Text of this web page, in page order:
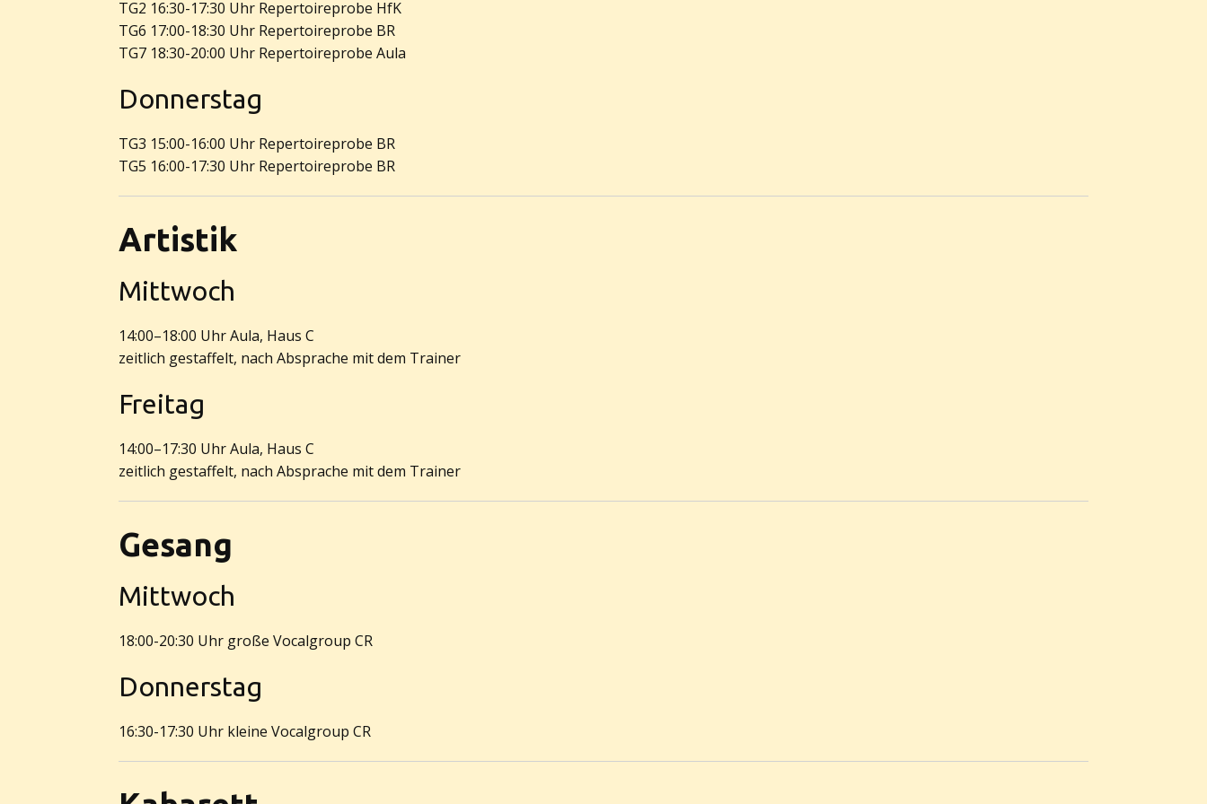
TG2 16:30-17:30 Uhr Repertoireprobe HfK
TG6 17:00-18:30 Uhr Repertoireprobe BR
TG7 18:30-20:00 Uhr Repertoireprobe Aula
Donnerstag
TG3 15:00-16:00 Uhr Repertoireprobe BR
TG5 16:00-17:30 Uhr Repertoireprobe BR
Artistik
Mittwoch
14:00–18:00 Uhr Aula, Haus C
zeitlich gestaffelt, nach Absprache mit dem Trainer
Freitag
14:00–17:30 Uhr Aula, Haus C
zeitlich gestaffelt, nach Absprache mit dem Trainer
Gesang
Mittwoch
18:00-20:30 Uhr große Vocalgroup CR
Donnerstag
16:30-17:30 Uhr kleine Vocalgroup CR